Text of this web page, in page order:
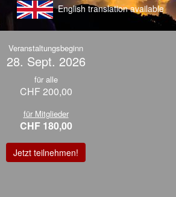
English translation available
Veranstaltungsbeginn
28. Sept. 2026
für alle
CHF 200,00
für Mitglieder
CHF 180,00
Jetzt teilnehmen!